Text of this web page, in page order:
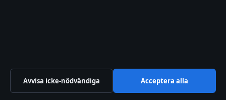
Branschnyheter
Avvisa icke-nödvändiga Acceptera alla